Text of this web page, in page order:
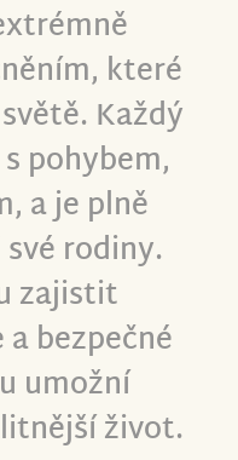
které
Každý
pohybem,
a je plně
rodiny.
zajistit
bezpečné
umožní
život.